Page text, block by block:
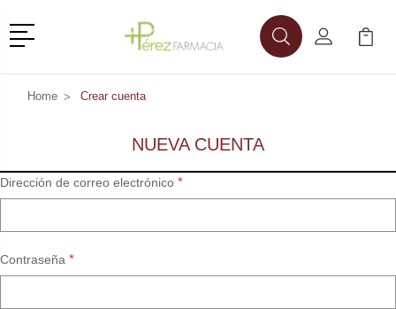
Menú
BuscarMi Cuenta
Mi
Home Crear cuenta
NUEVA CUENTA
Dirección de correo electrónico *
Contraseña *